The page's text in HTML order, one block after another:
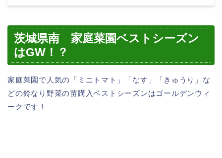
茨城県南 家庭菜園ベストシーズン
はGW！？
家庭菜園で人気の「ミニトマト」「なす」「きゅうり」な
どの鈴なり野菜の苗購入ベストシーズンはゴールデンウィ
ークです！